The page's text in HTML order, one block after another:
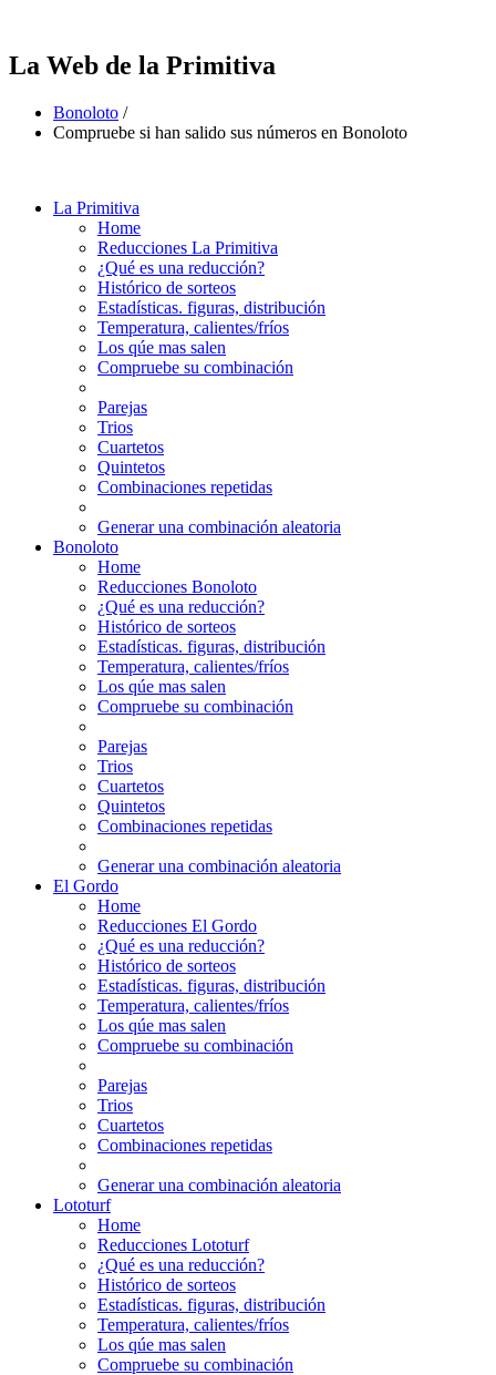
La Web de la Primitiva
Bonoloto /
Compruebe si han salido sus números en Bonoloto
La Primitiva
Home
Reducciones La Primitiva
¿Qué es una reducción?
Histórico de sorteos
Estadísticas. figuras, distribución
Temperatura, calientes/fríos
Los qúe mas salen
Compruebe su combinación
Parejas
Trios
Cuartetos
Quintetos
Combinaciones repetidas
Generar una combinación aleatoria
Bonoloto
Home
Reducciones Bonoloto
¿Qué es una reducción?
Histórico de sorteos
Estadísticas. figuras, distribución
Temperatura, calientes/fríos
Los qúe mas salen
Compruebe su combinación
Parejas
Trios
Cuartetos
Quintetos
Combinaciones repetidas
Generar una combinación aleatoria
El Gordo
Home
Reducciones El Gordo
¿Qué es una reducción?
Histórico de sorteos
Estadísticas. figuras, distribución
Temperatura, calientes/fríos
Los qúe mas salen
Compruebe su combinación
Parejas
Trios
Cuartetos
Combinaciones repetidas
Generar una combinación aleatoria
Lototurf
Home
Reducciones Lototurf
¿Qué es una reducción?
Histórico de sorteos
Estadísticas. figuras, distribución
Temperatura, calientes/fríos
Los qúe mas salen
Compruebe su combinación